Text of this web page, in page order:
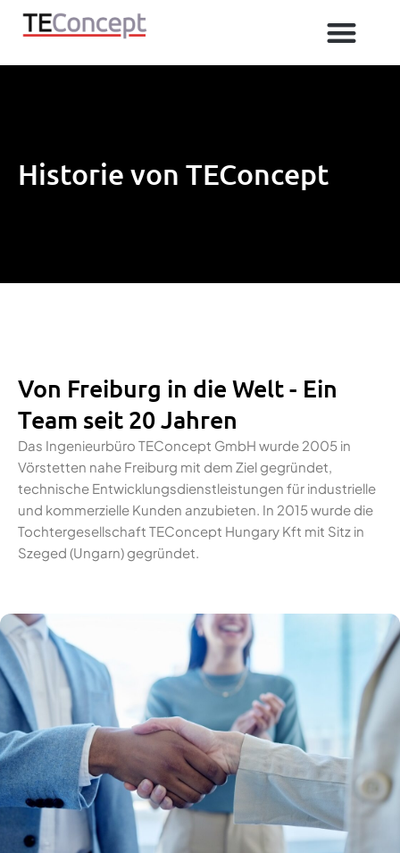
Zum
Inhalt
Historie von TEConcept
Von Freiburg in die Welt - Ein
Team seit 20 Jahren
Das Ingenieurbüro TEConcept GmbH wurde 2005 in
Vörstetten nahe Freiburg mit dem Ziel gegründet,
technische Entwicklungsdienstleistungen für industrielle
und kommerzielle Kunden anzubieten. In 2015 wurde die
Tochtergesellschaft TEConcept Hungary Kft mit Sitz in
Szeged (Ungarn) gegründet.